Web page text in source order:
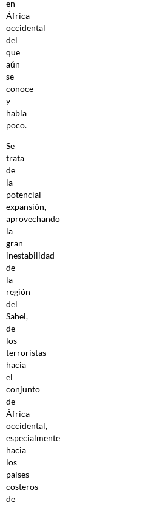
en
África
occidental
del
que
aún
se
conoce
y
habla
poco.
Se
trata
de
la
potencial
expansión,
aprovechando
la
gran
inestabilidad
de
la
región
del
Sahel,
de
los
terroristas
hacia
el
conjunto
de
África
occidental,
especialmente
hacia
los
países
costeros
de